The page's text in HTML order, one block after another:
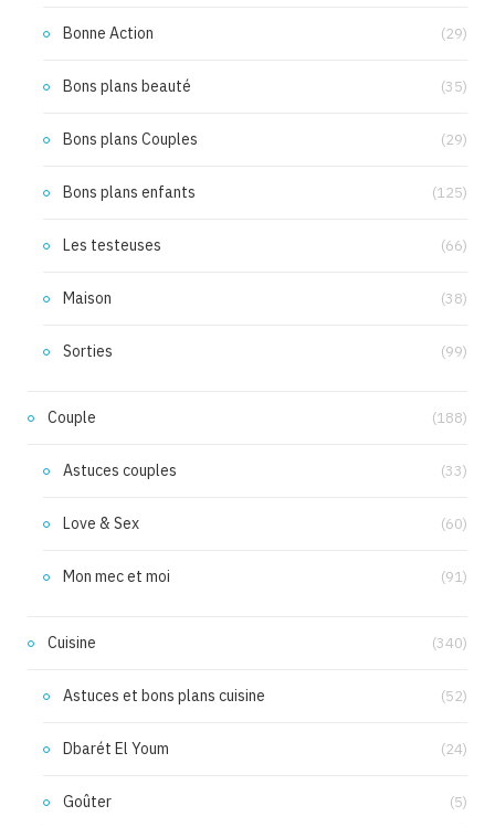
Bonne Action (29)
Bons plans beauté (35)
Bons plans Couples (29)
Bons plans enfants (125)
Les testeuses (66)
Maison (38)
Sorties (99)
Couple (188)
Astuces couples (33)
Love & Sex (60)
Mon mec et moi (91)
Cuisine (340)
Astuces et bons plans cuisine (52)
Dbarét El Youm (24)
Goûter (5)